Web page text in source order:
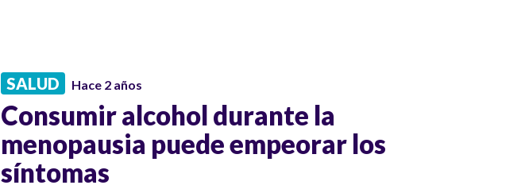
SALUD Hace 2 años
Consumir alcohol durante la
menopausia puede empeorar los
síntomas